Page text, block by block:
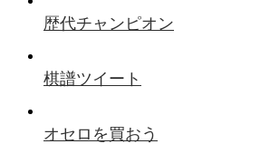
歴代チャンピオン
棋譜ツイート
オセロを買おう